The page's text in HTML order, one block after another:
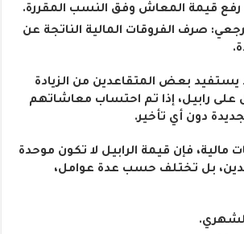
رفع قيمة المعاش وفق النسب المقررة.
الرجعي: صرف الفروقات المالية الناتجة عن
يستفيد بعض المتقاعدين من الزيادة
رابيل، إذا تم احتساب معاشاتهم
دون أي تأخير.
مالية، فإن قيمة الرابيل لا تكون موحدة
بل تختلف حسب عدة عوامل،